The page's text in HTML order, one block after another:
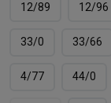
12/89 12/96
33/0 33/66
4/77 44/0